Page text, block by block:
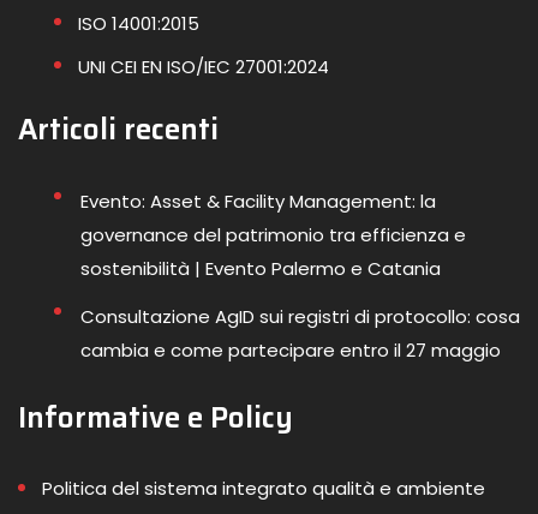
ISO 14001:2015
UNI CEI EN ISO/IEC 27001:2024
Articoli recenti
Evento: Asset & Facility Management: la
governance del patrimonio tra efficienza e
sostenibilità | Evento Palermo e Catania
Consultazione AgID sui registri di protocollo: cosa
cambia e come partecipare entro il 27 maggio
Informative e Policy
Politica del sistema integrato qualità e ambiente